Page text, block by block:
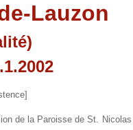
Lauzon
de la Paroisse de St.